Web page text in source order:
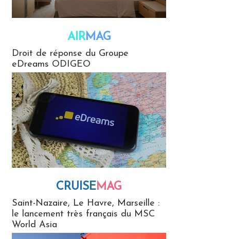
AIRMAG
Droit de réponse du Groupe
eDreams ODIGEO
CRUISEMAG
Saint-Nazaire, Le Havre, Marseille :
le lancement très français du MSC
World Asia